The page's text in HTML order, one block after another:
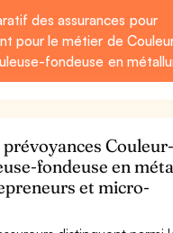
des assurances pour
pour le métier de
fondeuse en
prévoyances Couleur-
fondeuse en
et micro-